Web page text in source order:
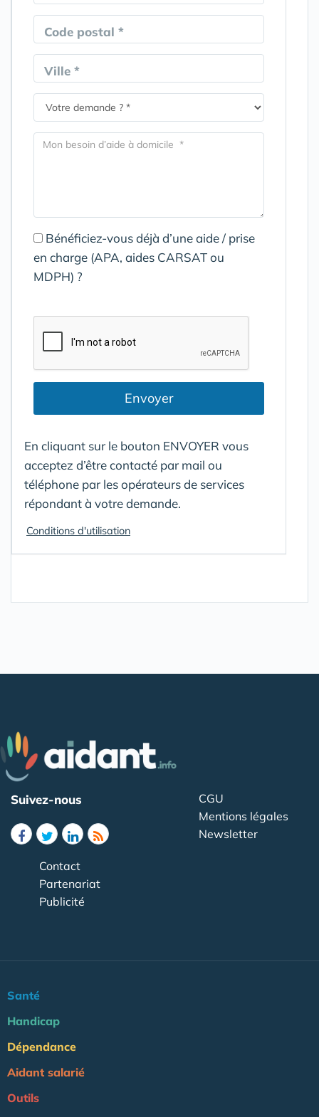
Code postal *
Ville *
Bénéficiez-vous déjà d’une aide / prise
en charge (APA, aides CARSAT ou
MDPH) ?
Envoyer
En cliquant sur le bouton ENVOYER vous
acceptez d’être contacté par mail ou
téléphone par les opérateurs de services
répondant à votre demande.
Conditions d'utilisation
Suivez-nous
CGU
Mentions légales
Newsletter
Contact
Partenariat
Publicité
Santé
Handicap
Dépendance
Aidant salarié
Outils